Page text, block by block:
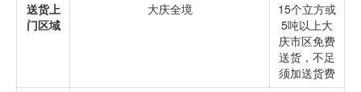
送货上
门区域
大庆全境
15个立方或
5吨以上大
庆市区免费
送货，不足
须加送货费